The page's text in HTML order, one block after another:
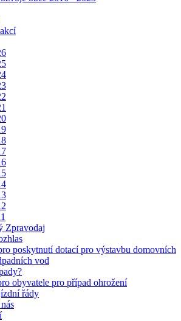
Zpravodaj
poskytnutí dotací pro výstavbu domovních
vod
obyvatele pro případ ohrožení
řády